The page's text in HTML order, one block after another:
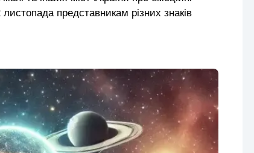
представникам різних знаків